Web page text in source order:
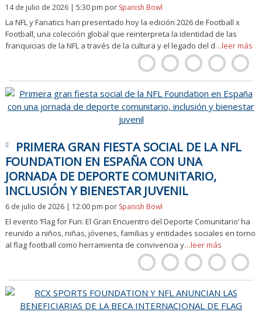
14 de julio de 2026 | 5:30 pm por Spanish Bowl
La NFL y Fanatics han presentado hoy la edición 2026 de Football x
Football, una colección global que reinterpreta la identidad de las
franquicias de la NFL a través de la cultura y el legado del d…leer más
PRIMERA GRAN FIESTA SOCIAL DE LA NFL
FOUNDATION EN ESPAÑA CON UNA
JORNADA DE DEPORTE COMUNITARIO,
INCLUSIÓN Y BIENESTAR JUVENIL
6 de julio de 2026 | 12:00 pm por Spanish Bowl
El evento ‘Flag for Fun: El Gran Encuentro del Deporte Comunitario’ ha
reunido a niños, niñas, jóvenes, familias y entidades sociales en torno
al flag football como herramienta de convivencia y…leer más